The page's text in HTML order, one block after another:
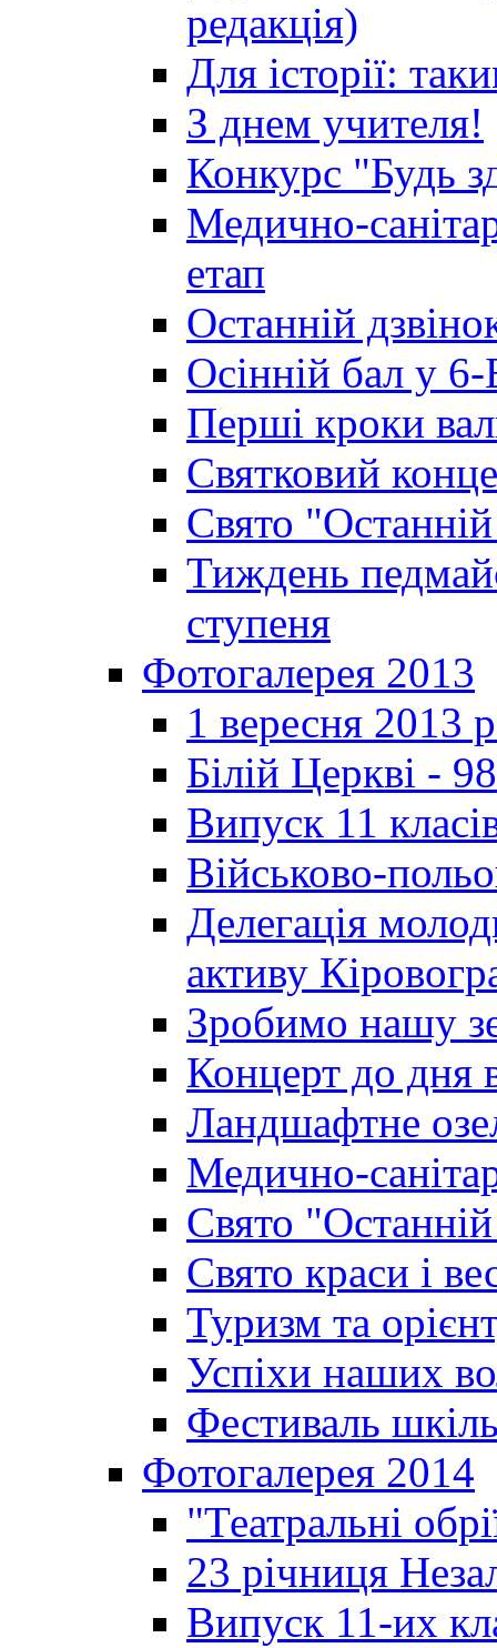
редакція)
Для історії:
З днем учителя!
Конкурс "Будь
Медично-
етап
Останній
Осінній бал у 6-
Перші кроки
Святковий
Свято
Тиждень
ступеня
Фотогалерея 2013
1 вересня 2013
Білій Церкві -
Випуск 11
Військово-
Делегація
активу
Зробимо нашу
Концерт до дня
Ландшафтне
Медично-
Свято
Свято краси і
Туризм та
Успіхи наших
Фестиваль
Фотогалерея 2014
"Театральні
23 річниця
Випуск 11-их